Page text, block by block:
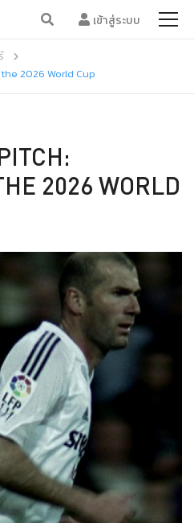
เข้าสู่ระบบ
2026 World Cup
2026 WORLD